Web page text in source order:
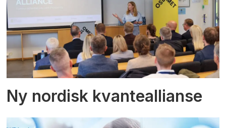
Ny nordisk kvanteallianse